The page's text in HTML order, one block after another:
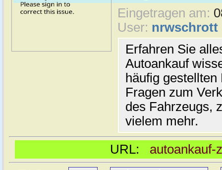
Eingetragen am:
User: nrwschrott
Erfahren Sie
Autoankauf
häufig
Fragen zum
des Fahrzeugs,
vielem mehr.
URL: autoankauf-